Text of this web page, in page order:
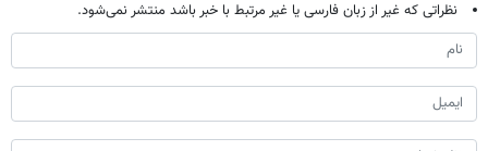
نظراتی که غیر از زبان فارسی یا غیر مرتبط با خبر باشد منتشر نمی‌شود.